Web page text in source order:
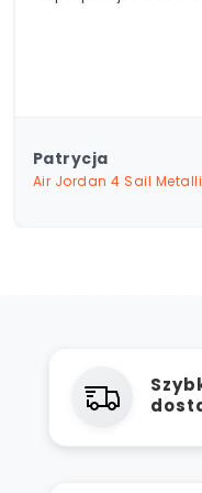
Patrycja
Air Jordan 4 Sail